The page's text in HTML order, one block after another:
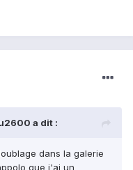
a dit :
dans la galerie
que j'ai un